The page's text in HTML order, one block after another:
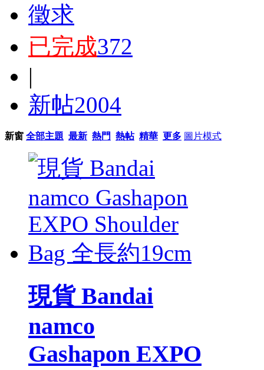
徵求
已完成372
|
新帖2004
新窗 全部主題 最新 熱門 熱帖 精華 更多 圖片模式
現貨 Bandai
namco
Gashapon EXPO